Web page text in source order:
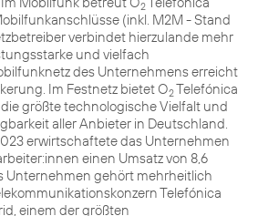
2
(inkl. M2M - Stand
verbindet hierzulande mehr
und vielfach
des Unternehmens erreicht
Im Festnetz bietet O2Telefónica
größte technologische Vielfalt und
aller Anbieter in Deutschland.
erwirtschaftete das Unternehmen
einen Umsatz von 8,6
Unternehmen gehört mehrheitlich
Telefónica
einem der größten